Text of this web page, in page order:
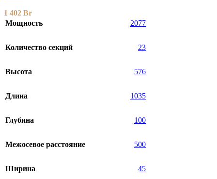
1 402 Br
Мощность
2077
Количество секций 23
Высота 576
Длина 1035
Глубина 100
Межосевое расстояние 500
Ширина 45